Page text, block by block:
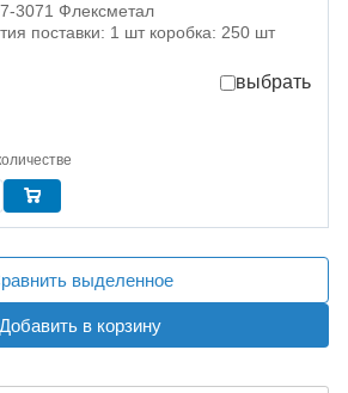
3071 Флексметал
поставки: 1 шт коробка: 250 шт
выбрать
выделенное
Добавить в корзину